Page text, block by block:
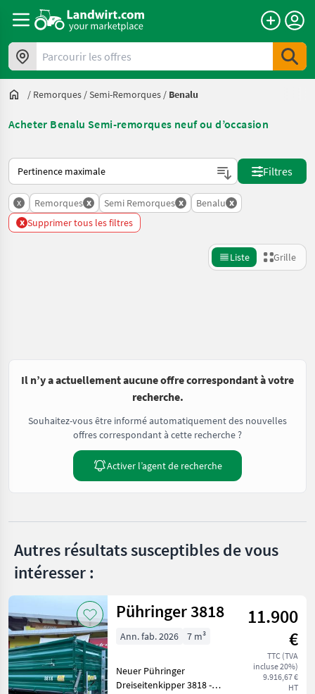
Parcourir les offres
/ Remorques /Semi-Remorques / Benalu
Acheter Benalu Semi-remorques neuf ou d’occasion
Voici comment les annonces sont triées sur Landwirt.com
Filtres
x Remorques x Semi Remorques x Benalu x
x Supprimer tous les filtres
Liste Grille
Il n’y a actuellement aucune offre correspondant à votre
recherche.
Souhaitez-vous être informé automatiquement des nouvelles
offres correspondant à cette recherche ?
Activer l’agent de recherche
Autres résultats susceptibles de vous
intéresser :
Pühringer 3818
11.900
€
TTC (TVA
incluse 20%)
9.916,67 €
HT
Ann. fab. 2026 7 m³
Neuer Pühringer
Dreiseitenkipper 3818 -